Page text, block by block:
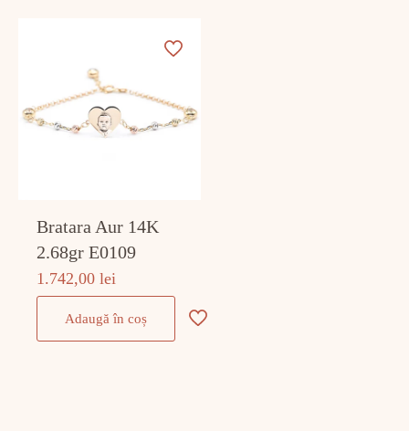
Bratara Aur 14K
2.68gr E0109
1.742,00lei
Adaugă în coș